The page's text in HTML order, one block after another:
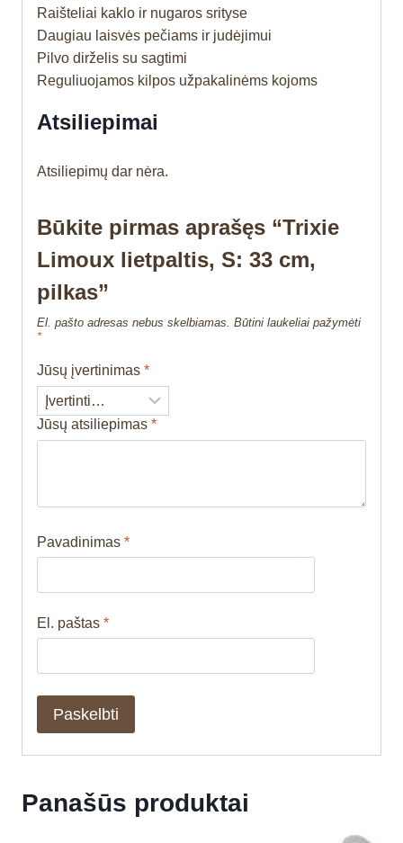
Raišteliai kaklo ir nugaros srityse
Daugiau laisvės pečiams ir judėjimui
Pilvo dirželis su sagtimi
Reguliuojamos kilpos užpakalinėms kojoms
Atsiliepimai
Atsiliepimų dar nėra.
Būkite pirmas aprašęs “Trixie
Limoux lietpaltis, S: 33 cm,
pilkas”
El. pašto adresas nebus skelbiamas. Būtini laukeliai pažymėti
*
Jūsų įvertinimas *
Jūsų atsiliepimas *
Pavadinimas *
El. paštas *
Panašūs produktai